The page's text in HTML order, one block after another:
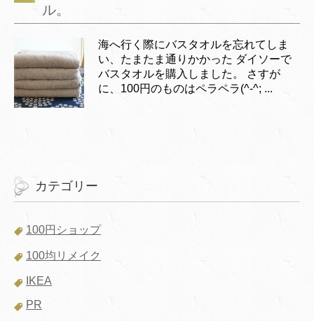
ル。
海へ行く際にバスタオルを忘れてしま
い、たまたま通りかかった ダイソーで
バスタオルを購入しました。 さすが
に、100円のものはペラペラ(^-^; ...
カテゴリー
100円ショップ
100均リメイク
IKEA
PR